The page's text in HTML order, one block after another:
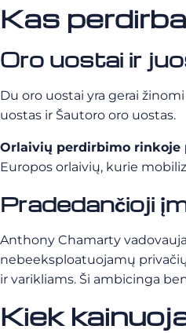
Kas
Oro uostai ir
Du oro uostai yra gerai
uostas ir Šautoro oro uostas.
Orlaivių perdirbimo rinkoje
Europos orlaivių, kurie
Pradedančioji
Anthony Chamarty
nebeeksploatuojamų
ir varikliams. Ši ambicinga
Kiek